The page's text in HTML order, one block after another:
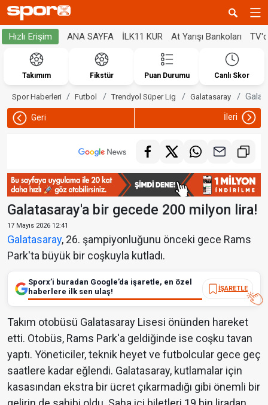
Hızlı Erişim ANA SAYFA İLK11 KUR At Yarışı Bankoları
Takımım Fikstür Puan Durumu Canlı Skor
Spor Haberleri Futbol Trendyol Süper Lig Galatasaray
Geri İleri
Galatasaray'a bir gecede 200 milyon lira!
17 Mayıs 2026 12:41
Galatasaray, 26. şampiyonluğunu önceki gece Rams
Park'ta büyük bir coşkuyla kutladı.
Sporx’i buradan Google’da işaretle, en özel
haberlere ilk sen ulaş!
İŞARETLE
Takım otobüsü Galatasaray Lisesi önünden hareket
etti. Otobüs, Rams Park'a geldiğinde ise coşku tavan
yaptı. Yöneticiler, teknik heyet ve futbolcular gece geç
saatlere kadar eğlendi. Galatasaray, kutlamalar için
kasasından ekstra bir ücret çıkarmadığı gibi önemli bir